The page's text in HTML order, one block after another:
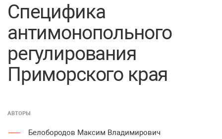
Специфика
антимонопольного
регулирования
Приморского края
АВТОРЫ
Белобородов Максим Владимирович